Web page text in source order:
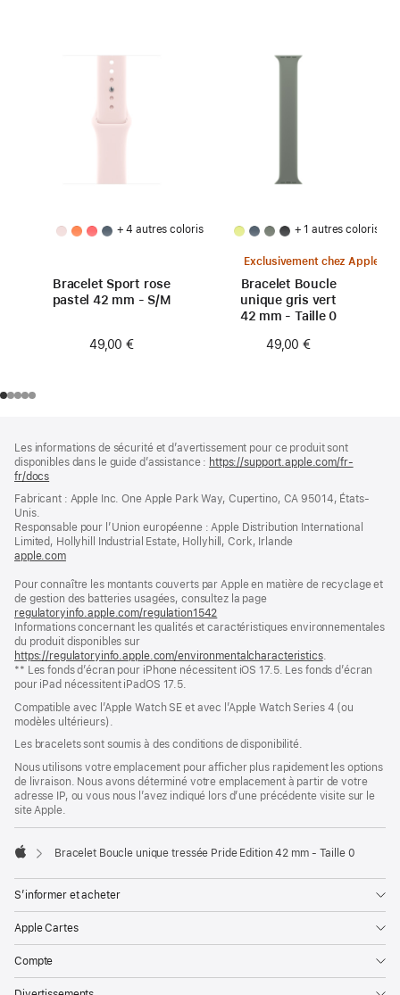
+ 4 autres coloris
Bracelet Sport rose
pastel 42 mm - S/M
49,00 €
+ 1 autres coloris
Exclusivement chez Apple
Bracelet Boucle
unique gris vert
42 mm - Taille 0
49,00 €
de
page
de
bas
de
page
Les informations de sécurité et d’avertissement pour ce produit sont
disponibles dans le guide d’assistance : https://support.apple.com/fr-
fr/docs
une
fenêtre)
Fabricant : Apple Inc. One Apple Park Way, Cupertino, CA 95014, États-
Unis.
Responsable pour l’Union européenne : Apple Distribution International
Limited, Hollyhill Industrial Estate, Hollyhill, Cork, Irlande
apple.com(s’ouvre
une
nouvelle
fenêtre)
Pour connaître les montants couverts par Apple en matière de recyclage et
de gestion des batteries usagées, consultez la page
regulatoryinfo.apple.com/regulation1542
dans
nouvelle
fenêtre)
Informations concernant les qualités et caractéristiques environnementales
du produit disponibles sur
https://regulatoryinfo.apple.com/environmentalcharacteristics.
** Les fonds d’écran pour iPhone nécessitent iOS 17.5. Les fonds d’écran
pour iPad nécessitent iPadOS 17.5.
Compatible avec l’Apple Watch SE et avec l’Apple Watch Series 4 (ou
modèles ultérieurs).
Les bracelets sont soumis à des conditions de disponibilité.
Nous utilisons votre emplacement pour afficher plus rapidement les options
de livraison. Nous avons déterminé votre emplacement à partir de votre
adresse IP, ou vous nous l’avez indiqué lors d’une précédente visite sur le
site Apple.
Bracelet Boucle unique tressée Pride Edition 42 mm - Taille 0
S’informer et acheter
Apple Cartes
Compte